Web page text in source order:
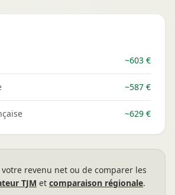
~603 €
~587 €
~629 €
votre revenu net ou de comparer les
TJM et comparaison régionale.